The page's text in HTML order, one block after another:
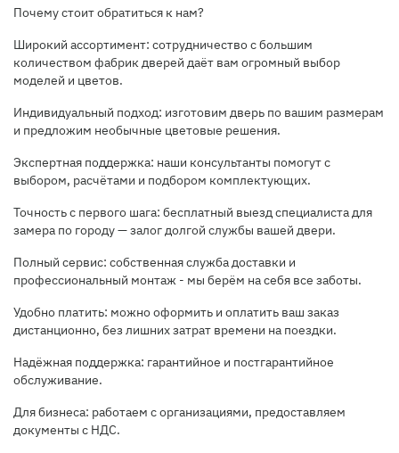
Почему стоит обратиться к нам?
Широкий ассортимент: сотрудничество с большим
количеством фабрик дверей даёт вам огромный выбор
моделей и цветов.
Индивидуальный подход: изготовим дверь по вашим размерам
и предложим необычные цветовые решения.
Экспертная поддержка: наши консультанты помогут с
выбором, расчётами и подбором комплектующих.
Точность с первого шага: бесплатный выезд специалиста для
замера по городу — залог долгой службы вашей двери.
Полный сервис: собственная служба доставки и
профессиональный монтаж - мы берём на себя все заботы.
Удобно платить: можно оформить и оплатить ваш заказ
дистанционно, без лишних затрат времени на поездки.
Надёжная поддержка: гарантийное и постгарантийное
обслуживание.
Для бизнеса: работаем с организациями, предоставляем
документы с НДС.